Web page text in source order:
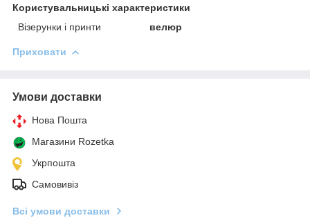
Користувальницькі характеристики
Візерунки і принти
велюр
Приховати
Умови доставки
Нова Пошта
Магазини Rozetka
Укрпошта
Самовивіз
Всі умови доставки